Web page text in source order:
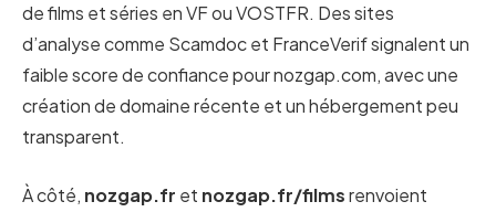
de films et séries en VF ou VOSTFR. Des sites
d’analyse comme Scamdoc et FranceVerif signalent un
faible score de confiance pour nozgap.com, avec une
création de domaine récente et un hébergement peu
transparent.
À côté, nozgap.fr et nozgap.fr/filmsrenvoient